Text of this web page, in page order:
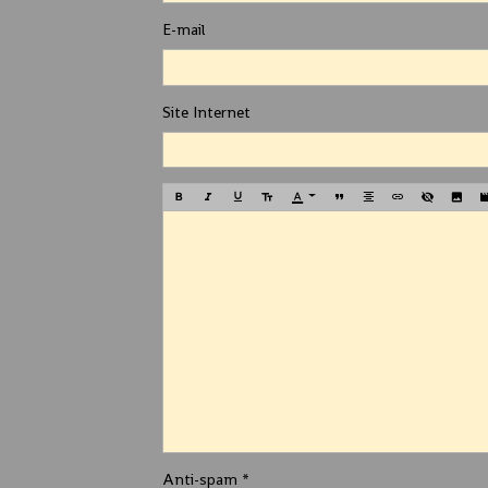
E-mail
Site Internet
Anti-spam